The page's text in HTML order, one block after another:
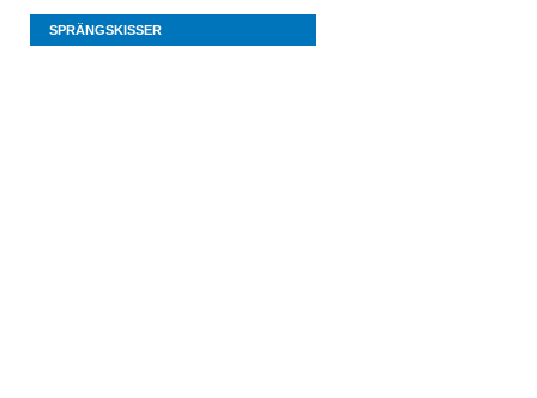
SPRÄNGSKISSER